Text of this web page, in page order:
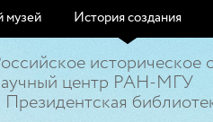
музей История создания
историческое
центр РАН-МГУ
Президентская